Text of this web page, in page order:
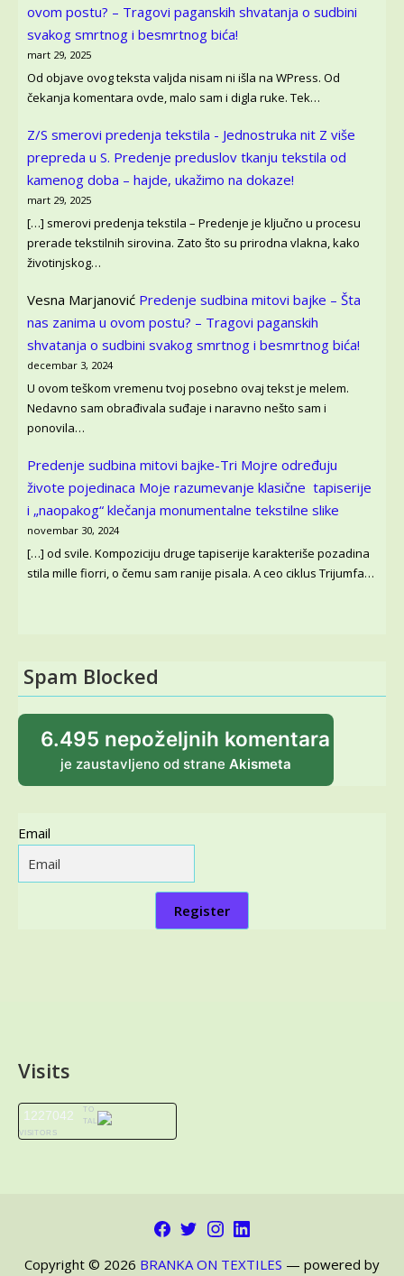
ovom postu? – Tragovi paganskih shvatanja o sudbini
svakog smrtnog i besmrtnog bića!
mart 29, 2025
Od objave ovog teksta valjda nisam ni išla na WPress. Od
čekanja komentara ovde, malo sam i digla ruke. Tek…
Z/S smerovi predenja tekstila - Jednostruka nit Z više
prepreda u S. Predenje preduslov tkanju tekstila od
kamenog doba – hajde, ukažimo na dokaze!
mart 29, 2025
[…] smerovi predenja tekstila – Predenje je ključno u procesu
prerade tekstilnih sirovina. Zato što su prirodna vlakna, kako
životinjskog…
Vesna Marjanović Predenje sudbina mitovi bajke – Šta
nas zanima u ovom postu? – Tragovi paganskih
shvatanja o sudbini svakog smrtnog i besmrtnog bića!
decembar 3, 2024
U ovom teškom vremenu tvoj posebno ovaj tekst je melem.
Nedavno sam obrađivala suđaje i naravno nešto sam i
ponovila…
Predenje sudbina mitovi bajke-Tri Mojre određuju
živote pojedinaca Moje razumevanje klasične tapiserije
i „naopakog“ klečanja monumentalne tekstilne slike
novembar 30, 2024
[…] od svile. Kompoziciju druge tapiserije karakteriše pozadina
stila mille fiorri, o čemu sam ranije pisala. A ceo ciklus Trijumfa…
Spam Blocked
6.495 nepoželjnih komentara
je zaustavljeno od strane Akismeta
Email
Register
Visits
1227042
TO
TAL
VISITORS
Facebook
TwitterInstagram
LinkedIn
Copyright © 2026 BRANKA ON TEXTILES — powered by